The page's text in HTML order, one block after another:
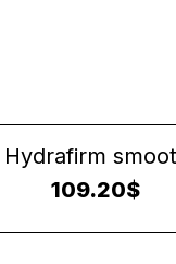
AJOUTER AU PANIER
Hydrafirm
109.20$